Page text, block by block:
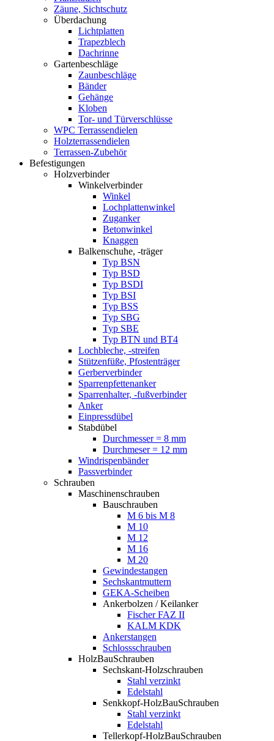
Zäune, Sichtschutz
Überdachung
Lichtplatten
Trapezblech
Dachrinne
Gartenbeschläge
Zaunbeschläge
Bänder
Gehänge
Kloben
Tor- und Türverschlüsse
WPC Terrassendielen
Holzterrassendielen
Terrassen-Zubehör
Befestigungen
Holzverbinder
Winkelverbinder
Winkel
Lochplattenwinkel
Zuganker
Betonwinkel
Knaggen
Balkenschuhe, -träger
Typ BSN
Typ BSD
Typ BSDI
Typ BSI
Typ BSS
Typ SBG
Typ SBE
Typ BTN und BT4
Lochbleche, -streifen
Stützenfüße, Pfostenträger
Gerberverbinder
Sparrenpfettenanker
Sparrenhalter, -fußverbinder
Anker
Einpressdübel
Stabdübel
Durchmesser = 8 mm
Durchmeser = 12 mm
Windrispenbänder
Passverbinder
Schrauben
Maschinenschrauben
Bauschrauben
M 6 bis M 8
M 10
M 12
M 16
M 20
Gewindestangen
Sechskantmuttern
GEKA-Scheiben
Ankerbolzen / Keilanker
Fischer FAZ II
KALM KDK
Ankerstangen
Schlossschrauben
HolzBauSchrauben
Sechskant-Holzschrauben
Stahl verzinkt
Edelstahl
Senkkopf-HolzBauSchrauben
Stahl verzinkt
Edelstahl
Tellerkopf-HolzBauSchrauben